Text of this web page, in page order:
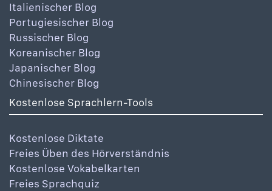
Italienischer Blog
Portugiesischer Blog
Russischer Blog
Koreanischer Blog
Japanischer Blog
Chinesischer Blog
Kostenlose Sprachlern-Tools
Kostenlose Diktate
Freies Üben des Hörverständnis
Kostenlose Vokabelkarten
Freies Sprachquiz